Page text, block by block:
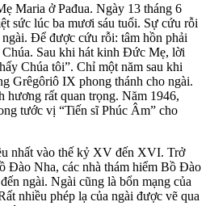
Maria ở Pađua. Ngày 13 tháng 6
sức lúc ba mươi sáu tuổi. Sự cứu rỗi
Để được cứu rỗi: tâm hồn phải
Sau khi hát kinh Đức Mẹ, lời
Chúa tôi”. Chỉ một năm sau khi
Grêgôriô IX phong thánh cho ngài.
hương rất quan trọng. Năm 1946,
tước vị “Tiến sĩ Phúc Âm” cho
nhất vào thế kỷ XV đến XVI. Trở
Đào Nha, các nhà thám hiểm Bồ Đào
ngài. Ngài cũng là bổn mạng của
nhiều phép lạ của ngài được vẽ qua